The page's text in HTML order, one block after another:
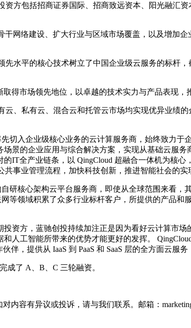
资方包括招商证券国际、招商致远资本、阳光融汇
网络建设、扩大行业与区域市场覆盖，以及增加
水平的核心技术树立了中国企业级云服务的标杆
得市场领先地位，以卓越的技术实力与产品表现，
云、私有云、混合云和托管云市场均实现优异业绩
切入企业级核心业务的云计算服务商，始终致力
景的企业应用与综合解决方案，实现从基础云服
IT全产业链条，以 QingCloud 超融合一体机为核
事业管理流程，加快科技创新，推进智能社会的实
研核心架构云平台服务商，即使从全球范围来看
等领域积累了众多行业标杆客户，所提供的产品和
资方，蓝驰创投持续加注正是因为看好云计算市
人工智能所带来的优势才能更好的发挥。
，提供从 IaaS 到 PaaS 和 SaaS 层的全方面云服
成了 A、B、C 三轮融资。
内容有异议或投诉，请与我们联系。邮箱：